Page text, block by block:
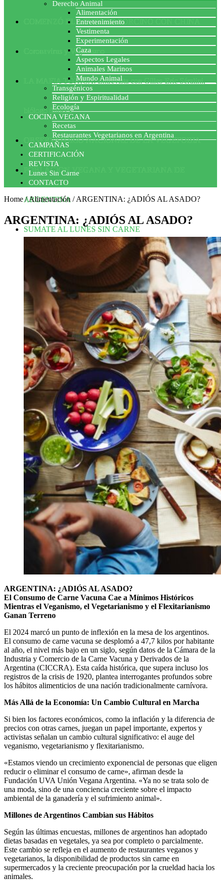
COMENZÓ EL ACUERDO PORCINO CON CHINA
Coronavirus y Veganismo
LA MAFIA TÓXICA: Entrevista con Gilles-Eric Séralini,
biólogo francés
OBSERVATORIO NACIONAL DE LA VEGEFOBIA
POBLACION VEGANA Y VEGETARIANA DE
ARGENTINA
SUMATE AL LUNES SIN CARNE
Derecho Animal
Alimentación
Entretenimiento
Vestimenta
Experimentación
Caza
Aspectos Legales
Animales Marinos
Mundo Animal
Transgénicos
Religión y Espiritualidad
Ecología
COCINA VEGANA
Recetas
Restaurantes Vegetarianos en Argentina
CAMPAÑAS
CERTIFICACIÓN
REVISTA
Lunes Sin Carne
CONTACTO
Home/Alimentación /ARGENTINA: ¿ADIÓS AL ASADO?
ARGENTINA: ¿ADIÓS AL ASADO?
ARGENTINA: ¿ADIÓS AL ASADO?
El Consumo de Carne Vacuna Cae a Mínimos Históricos
Mientras el Veganismo, el Vegetarianismo y el Flexitarianismo
Ganan Terreno
El 2024 marcó un punto de inflexión en la mesa de los argentinos.
El consumo de carne vacuna se desplomó a 47,7 kilos por habitante
al año, el nivel más bajo en un siglo, según datos de la Cámara de la
Industria y Comercio de la Carne Vacuna y Derivados de la
Argentina (CICCRA). Esta caída histórica, que supera incluso los
registros de la crisis de 1920, plantea interrogantes profundos sobre
los hábitos alimenticios de una nación tradicionalmente carnívora.
Más Allá de la Economía: Un Cambio Cultural en Marcha
Si bien los factores económicos, como la inflación y la diferencia de
precios con otras carnes, juegan un papel importante, expertos y
activistas señalan un cambio cultural significativo: el auge del
veganismo, vegetarianismo y flexitarianismo.
«Estamos viendo un crecimiento exponencial de personas que eligen
reducir o eliminar el consumo de carne», afirman desde la
Fundación UVA Unión Vegana Argentina. «Ya no se trata solo de
una moda, sino de una conciencia creciente sobre el impacto
ambiental de la ganadería y el sufrimiento animal».
Millones de Argentinos Cambian sus Hábitos
Según las últimas encuestas, millones de argentinos han adoptado
dietas basadas en vegetales, ya sea por completo o parcialmente.
Este cambio se refleja en el aumento de restaurantes veganos y
vegetarianos, la disponibilidad de productos sin carne en
supermercados y la creciente preocupación por la crueldad hacia los
animales.